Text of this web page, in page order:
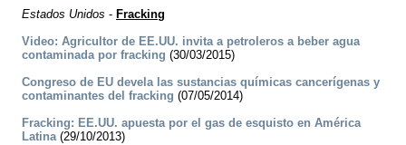
Estados Unidos - Fracking
Video: Agricultor de EE.UU. invita a petroleros a beber agua
contaminada por fracking (30/03/2015)
Congreso de EU devela las sustancias químicas cancerígenas y
contaminantes del fracking (07/05/2014)
Fracking: EE.UU. apuesta por el gas de esquisto en América
Latina(29/10/2013)